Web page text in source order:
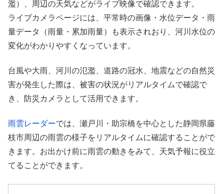
濫）、周辺の天気などがライブ映像で確認できます。
ライブカメラページには、平常時の画像・水位データ・雨
量データ（雨量・累加雨量）も表示されおり、河川水位の
変化がわかりやすくなっています。
台風や大雨、河川の氾濫、道路の冠水、地震などの自然災
害が発生した際は、被害の状況がリアルタイムで確認で
き、防災カメラとして活用できます。
雨雲レーダーでは、瀬戸川・助宗橋を中心とした静岡県藤
枝市周辺の雨雲の様子をリアルタイムに確認することがで
きます。お出かけ前に雨雲の動きをみて、天気予報に役立
てることができます。